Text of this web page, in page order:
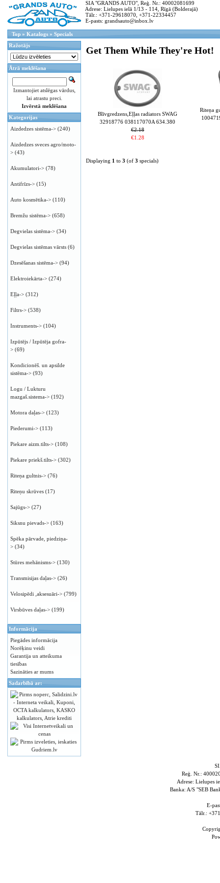
SIA "GRANDS AUTO", Reģ. Nr.: 40002081699
Adrese: Lielupes ielā 1/13 - 114, Rīgā (Bolderajā)
Tālr.: +371-29618070, +371-22334457
E-pasts: grandsauto@inbox.lv
Top » Katalogs » Specials
Get Them While They're Hot!
Blīvgredzens,Eļļas radiators SWAG
32918776 038117070A 634.380
€2.18
€1.28
Riteņa
Displaying 1 to 3 (of 3 specials)
Ražotājs
Ātrā meklēšana
Izmantojiet atslēgas vārdus,
lai atrastu preci.
Izvērstā meklēšana
Kategorijas
Aizdedzes sistēma-> (240)
Aizdedzes sveces agro/moto-
> (43)
Akumulatori-> (78)
Antifrīzs-> (15)
Auto kosmētika-> (110)
Bremžu sistēma-> (658)
Degvielas sistēma-> (34)
Degvielas sistēmas vārsts (6)
Dzesēšanas sistēma-> (94)
Elektroiekārta-> (274)
Eļļa-> (312)
Filtrs-> (538)
Instruments-> (104)
Izpūtējs / Izpūtēja gofra-
> (69)
Kondicionēš. un apsilde
sistēma-> (93)
Logu / Lukturu
mazgaš.sistema-> (192)
Motora daļas-> (123)
Piederumi-> (113)
Piekare aizm.tilts-> (108)
Piekare priekš.tilts-> (302)
Riteņa gultnis-> (76)
Riteņu skrūves (17)
Sajūgs-> (27)
Siksnu pievads-> (163)
Spēka pārvade, piedziņa-
> (34)
Stūres mehānisms-> (130)
Transmisijas daļas-> (26)
Velosipēdi ,aksesuāri-> (799)
Virsbūves daļas-> (199)
Informācija
Piegādes informācija
Norēķinu veidi
Garantija un atteikuma
tiesības
Sazināties ar mums
Sadarbībā ar:
Reģ. Nr.:
Adrese: Lielupes
Banka: A/S "SEB
E-
Tālr.: